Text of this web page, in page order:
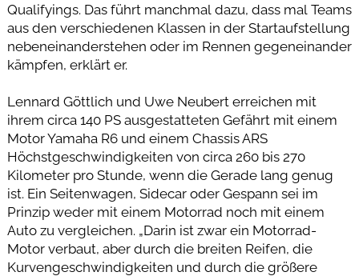
Qualifyings. Das führt manchmal dazu, dass mal Teams
aus den verschiedenen Klassen in der Startaufstellung
nebeneinanderstehen oder im Rennen gegeneinander
kämpfen, erklärt er.
Lennard Göttlich und Uwe Neubert erreichen mit
ihrem circa 140 PS ausgestatteten Gefährt mit einem
Motor Yamaha R6 und einem Chassis ARS
Höchstgeschwindigkeiten von circa 260 bis 270
Kilometer pro Stunde, wenn die Gerade lang genug
ist. Ein Seitenwagen, Sidecar oder Gespann sei im
Prinzip weder mit einem Motorrad noch mit einem
Auto zu vergleichen. „Darin ist zwar ein Motorrad-
Motor verbaut, aber durch die breiten Reifen, die
Kurvengeschwindigkeiten und durch die größere